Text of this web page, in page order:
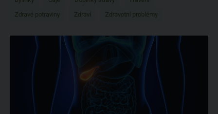
Zdravé potraviny
Zdraví Zdravotní problémy